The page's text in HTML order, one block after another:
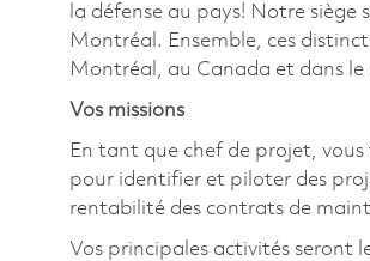
la défense au pays! Notre siège
Montréal. Ensemble, ces
Montréal, au Canada et dans le
Vos missions
En tant que chef de projet,
pour identifier et piloter des
rentabilité des contrats de
Vos principales activités seront